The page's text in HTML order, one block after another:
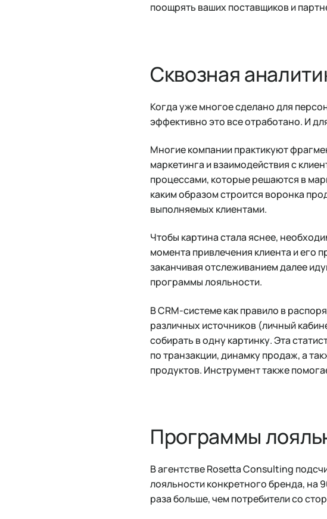
поощрять ваших поставщиков и
Сквозная
Когда уже многое сделано для
эффективно это все отработано. И
Многие компании практикуют
маркетинга и взаимодействия с
процессами, которые решаются в
каким образом строится воронка
выполняемых клиентами.
Чтобы картина стала яснее,
момента привлечения клиента и его
заканчивая отслеживанием далее
программы лояльности.
В CRM-системе как правило в
различных источников (личный
собирать в одну картинку. Эта
по транзакции, динамку продаж, а
продуктов. Инструмент также
Программы
В агентстве Rosetta Consulting
лояльности конкретного бренда, на
раза больше, чем потребители со